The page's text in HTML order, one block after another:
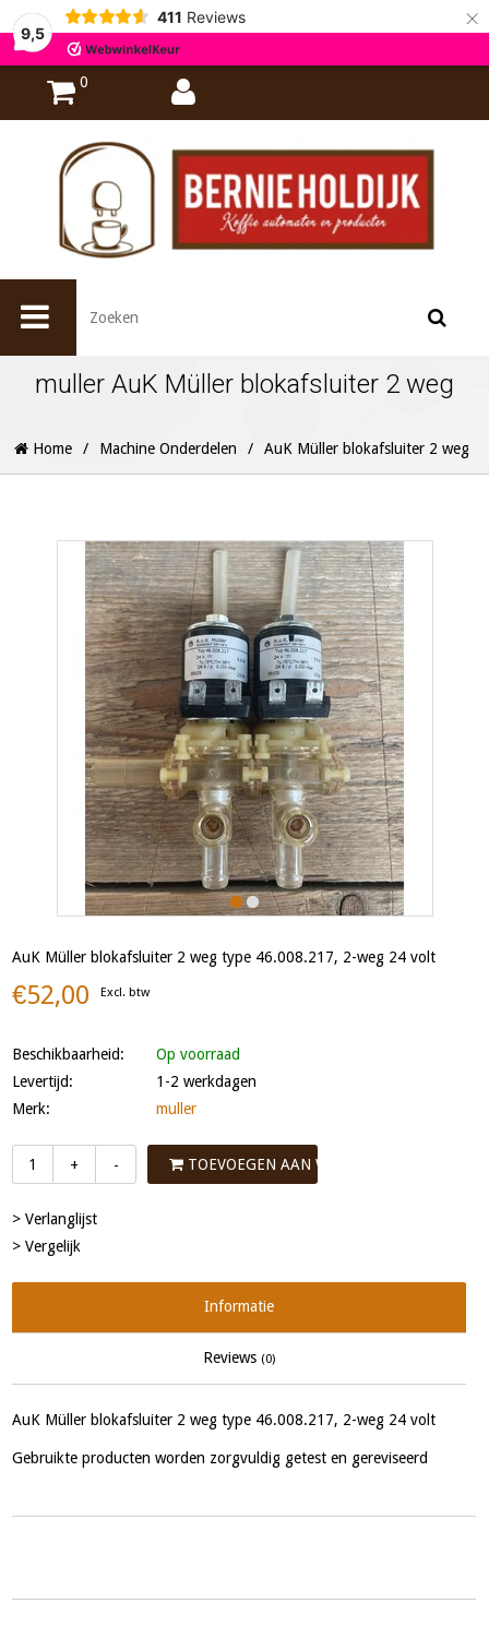
9,5
411 Reviews ×
0
muller AuK Müller blokafsluiter 2 weg
Home / Machine Onderdelen / AuK Müller blokafsluiter 2 weg
AuK Müller blokafsluiter 2 weg type 46.008.217, 2-weg 24 volt
€52,00 Excl. btw
Beschikbaarheid:
Op voorraad
Levertijd:
1-2 werkdagen
Merk:
muller
+ - TOEVOEGEN AAN WINKELWAGEN
> Verlanglijst
> Vergelijk
Informatie
Reviews (0)
AuK Müller blokafsluiter 2 weg type 46.008.217, 2-weg 24 volt
Gebruikte producten worden zorgvuldig getest en gereviseerd